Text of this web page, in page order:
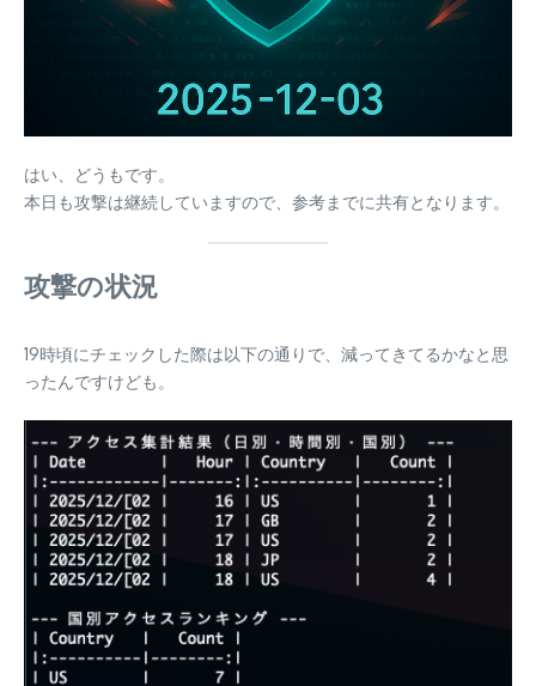
はい、どうもです。
本日も攻撃は継続していますので、参考までに共有となります。
攻撃の状況
19時頃にチェックした際は以下の通りで、減ってきてるかなと思
ったんですけども。